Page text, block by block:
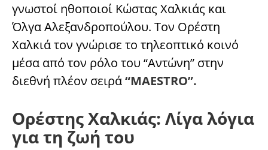
γνωστοί ηθοποιοί Κώστας Χαλκιάς και
Όλγα Αλεξανδροπούλου. Τον Ορέστη
Χαλκιά τον γνώρισε το τηλεοπτικό κοινό
μέσα από τον ρόλο του “Αντώνη” στην
διεθνή πλέον σειρά“MAESTRO”.
Ορέστης Χαλκιάς: Λίγα λόγια
για τη ζωή του